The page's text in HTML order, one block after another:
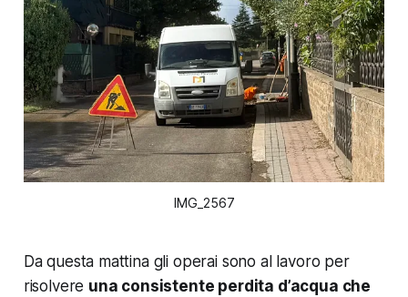
IMG_2567
Da questa mattina gli operai sono al lavoro per
risolvere una consistente perdita d’acqua che